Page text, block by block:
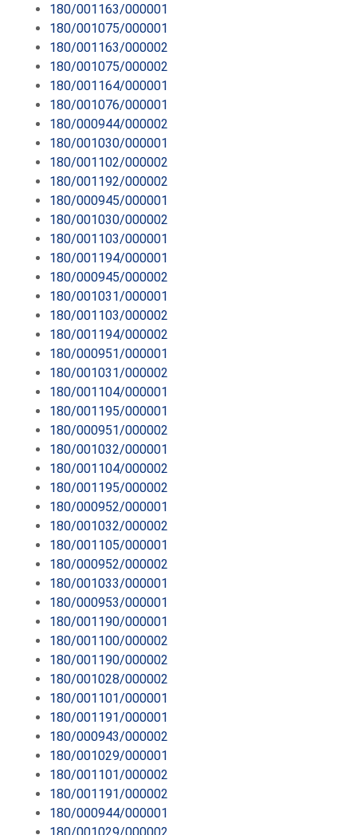
180/001163/000001
180/001075/000001
180/001163/000002
180/001075/000002
180/001164/000001
180/001076/000001
180/000944/000002
180/001030/000001
180/001102/000002
180/001192/000002
180/000945/000001
180/001030/000002
180/001103/000001
180/001194/000001
180/000945/000002
180/001031/000001
180/001103/000002
180/001194/000002
180/000951/000001
180/001031/000002
180/001104/000001
180/001195/000001
180/000951/000002
180/001032/000001
180/001104/000002
180/001195/000002
180/000952/000001
180/001032/000002
180/001105/000001
180/000952/000002
180/001033/000001
180/000953/000001
180/001190/000001
180/001100/000002
180/001190/000002
180/001028/000002
180/001101/000001
180/001191/000001
180/000943/000002
180/001029/000001
180/001101/000002
180/001191/000002
180/000944/000001
180/001029/000002